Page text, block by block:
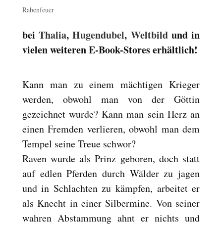
Rabenfeuer
beiThalia,Hugendubel, Weltbild und in
vielen weiteren E-Book-Stores erhältlich!
Kann man zu einem mächtigen Krieger
werden, obwohl man von der Göttin
gezeichnet wurde? Kann man sein Herz an
einen Fremden verlieren, obwohl man dem
Tempel seine Treue schwor?
Raven wurde als Prinz geboren, doch statt
auf edlen Pferden durch Wälder zu jagen
und in Schlachten zu kämpfen, arbeitet er
als Knecht in einer Silbermine. Von seiner
wahren Abstammung ahnt er nichts und